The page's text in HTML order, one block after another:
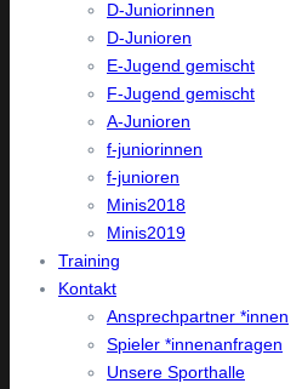
D-Juniorinnen
D-Junioren
E-Jugend gemischt
F-Jugend gemischt
A-Junioren
f-juniorinnen
f-junioren
Minis2018
Minis2019
Training
Kontakt
Ansprechpartner *innen
Spieler *innenanfragen
Unsere Sporthalle